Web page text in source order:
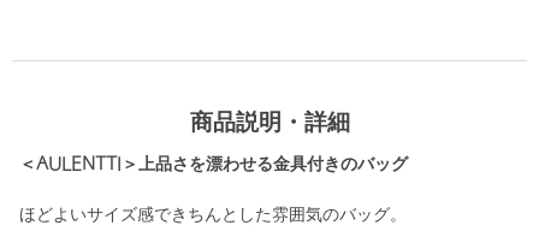
商品説明・詳細
＜AULENTTI＞上品さを漂わせる金具付きのバッグ
ほどよいサイズ感できちんとした雰囲気のバッグ。